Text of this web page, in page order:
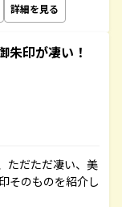
詳細を見る
朱印が凄い！
ただただ凄い、美
そのものを紹介し